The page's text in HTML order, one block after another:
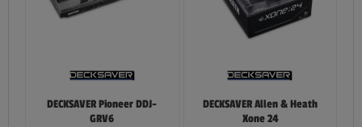
DECKSAVER Pioneer DDJ-
GRV6
DECKSAVER Allen & Heath
Xone 24